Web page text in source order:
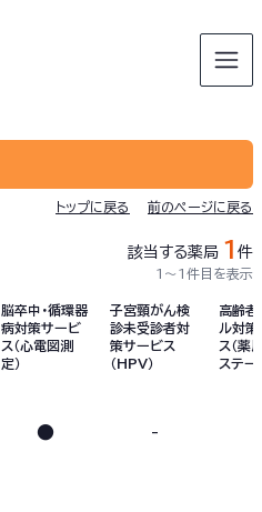
トップに戻る 前のページに戻る
該当する薬局 1 件
1〜1件目を表示
脳卒中・循環器
病対策サービ
ス（心電図測
定）
子宮頸がん検
診未受診者対
策サービス
（HPV）
高齢者
ル対
ス（薬
ステー
● -